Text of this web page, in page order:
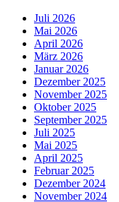
Juli 2026
Mai 2026
April 2026
März 2026
Januar 2026
Dezember 2025
November 2025
Oktober 2025
September 2025
Juli 2025
Mai 2025
April 2025
Februar 2025
Dezember 2024
November 2024